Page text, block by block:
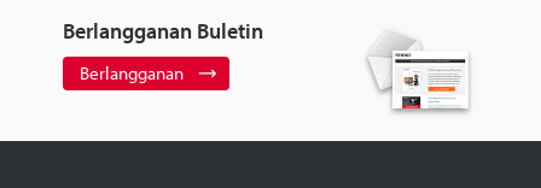
Berlangganan Buletin
Berlangganan